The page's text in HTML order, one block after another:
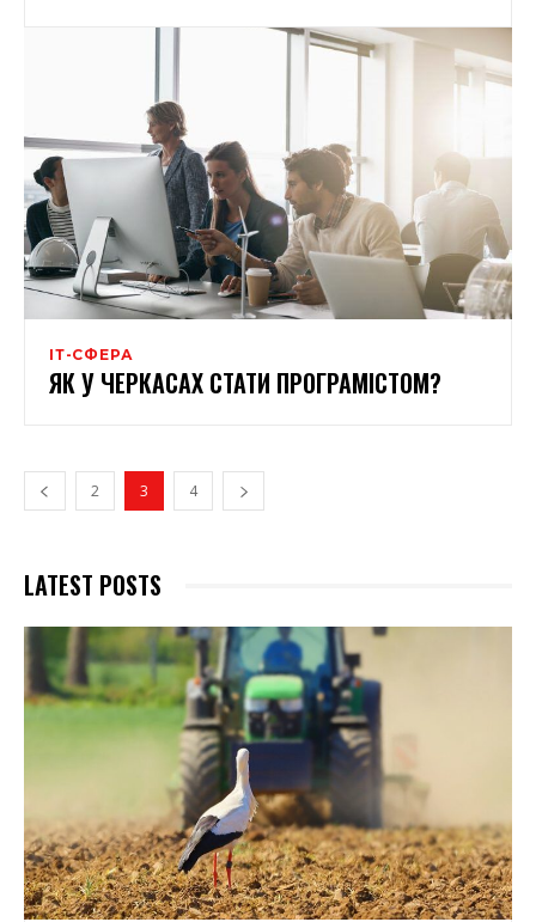
ІТ-СФЕРА
ЯК У ЧЕРКАСАХ СТАТИ ПРОГРАМІСТОМ?
2 3 4
LATEST POSTS